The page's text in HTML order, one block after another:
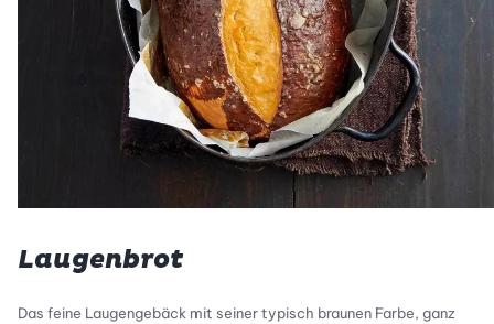
Laugenbrot
Das feine Laugengebäck mit seiner typisch braunen Farbe, ganz